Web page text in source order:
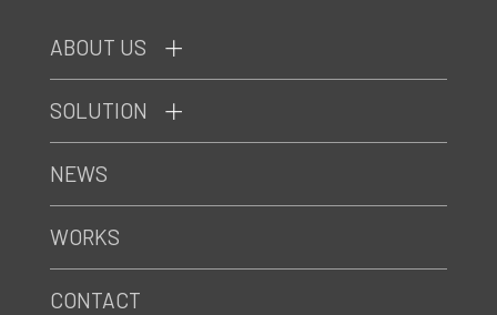
ABOUT US
SOLUTION
NEWS
WORKS
CONTACT